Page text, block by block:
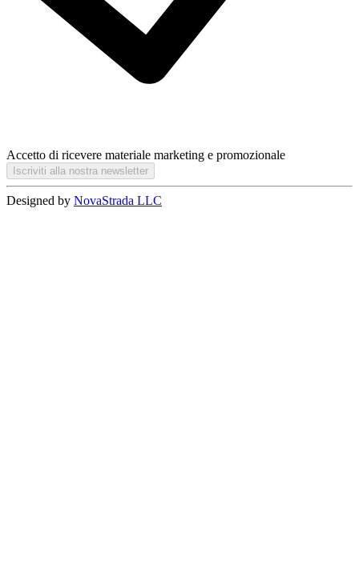
Accetto di ricevere materiale marketing e promozionale
Iscriviti alla nostra newsletter
Designed by NovaStrada LLC